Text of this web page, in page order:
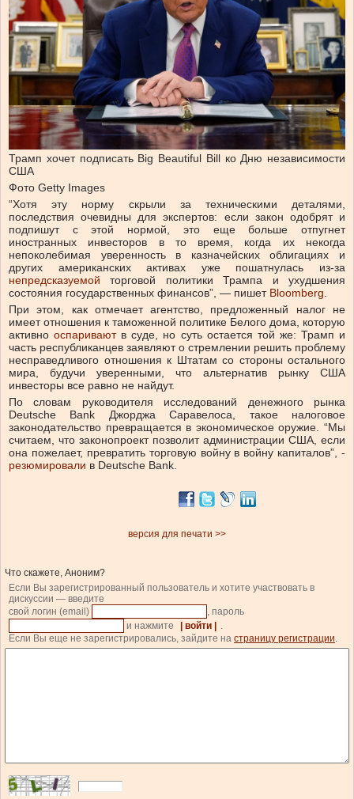
Трамп хочет подписать Big Beautiful Bill ко Дню независимости
США
Фото Getty Images
“Хотя эту норму скрыли за техническими деталями,
последствия очевидны для экспертов: если закон одобрят и
подпишут с этой нормой, это еще больше отпугнет
иностранных инвесторов в то время, когда их некогда
непоколебимая уверенность в казначейских облигациях и
других американских активах уже пошатнулась из-за
непредсказуемой
торговой политики Трампа и ухудшения
состояния государственных финансов”, — пишет Bloomberg
При этом, как отмечает агентство, предложенный налог не
имеет отношения к таможенной политике Белого дома, которую
активно оспаривают в суде, но суть остается той же: Трамп и
часть республиканцев заявляют о стремлении решить проблему
несправедливого отношения к Штатам со стороны остального
мира, будучи уверенными, что альтернатив рынку США
инвесторы все равно не найдут.
По словам руководителя исследований денежного рынка
Deutsche Bank Джорджа Саравелоса, такое налоговое
законодательство превращается в экономическое оружие. “Мы
считаем, что законопроект позволит администрации США, если
она пожелает, превратить торговую войну в войну капиталов”, -
резюмировали в Deutsche Bank.
версия для печати >>
Что скажете, Аноним?
Если Вы зарегистрированный пользователь и хотите участвовать в
дискуссии — введите
свой логин (email)
, пароль
и нажмите
| войти |
Если Вы еще не зарегистрировались, зайдите на страницу регистрации